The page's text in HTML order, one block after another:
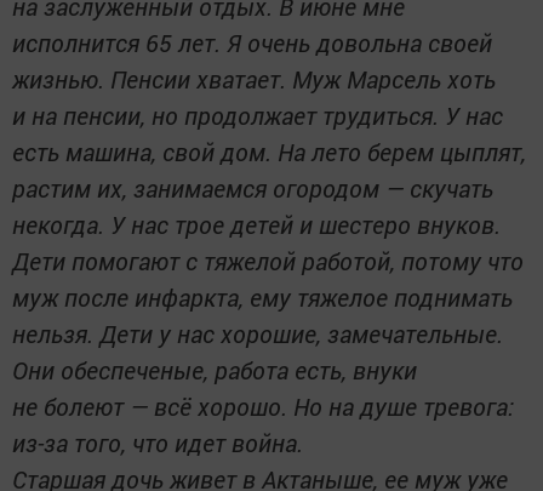
исполнится 65 лет. Я очень довольна своей
жизнью. Пенсии хватает. Муж Марсель хоть
и на пенсии, но продолжает трудиться. У нас
есть машина, свой дом. На лето берем цыплят,
растим их, занимаемся огородом — скучать
некогда. У нас трое детей и шестеро внуков.
Дети помогают с тяжелой работой, потому что
муж после инфаркта, ему тяжелое поднимать
нельзя. Дети у нас хорошие, замечательные.
Они обеспеченые, работа есть, внуки
не болеют — всё хорошо. Но на душе тревога:
из-за того, что идет война.
Старшая дочь живет в Актаныше, ее муж уже